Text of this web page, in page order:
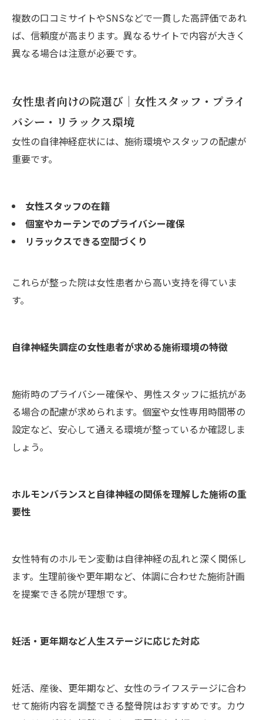
複数の口コミサイトやSNSなどで一貫した高評価であれ
ば、信頼度が高まります。異なるサイトで内容が大きく
異なる場合は注意が必要です。
女性患者向けの院選び｜女性スタッフ・プライ
バシー・リラックス環境
女性の自律神経症状には、施術環境やスタッフの配慮が
重要です。
女性スタッフの在籍
個室やカーテンでのプライバシー確保
リラックスできる空間づくり
これらが整った院は女性患者から高い支持を得ていま
す。
自律神経失調症の女性患者が求める施術環境の特徴
施術時のプライバシー確保や、男性スタッフに抵抗があ
る場合の配慮が求められます。個室や女性専用時間帯の
設定など、安心して通える環境が整っているか確認しま
しょう。
ホルモンバランスと自律神経の関係を理解した施術の重
要性
女性特有のホルモン変動は自律神経の乱れと深く関係し
ます。生理前後や更年期など、体調に合わせた施術計画
を提案できる院が理想です。
妊活・更年期など人生ステージに応じた対応
妊活、産後、更年期など、女性のライフステージに合わ
せて施術内容を調整できる整骨院はおすすめです。カウ